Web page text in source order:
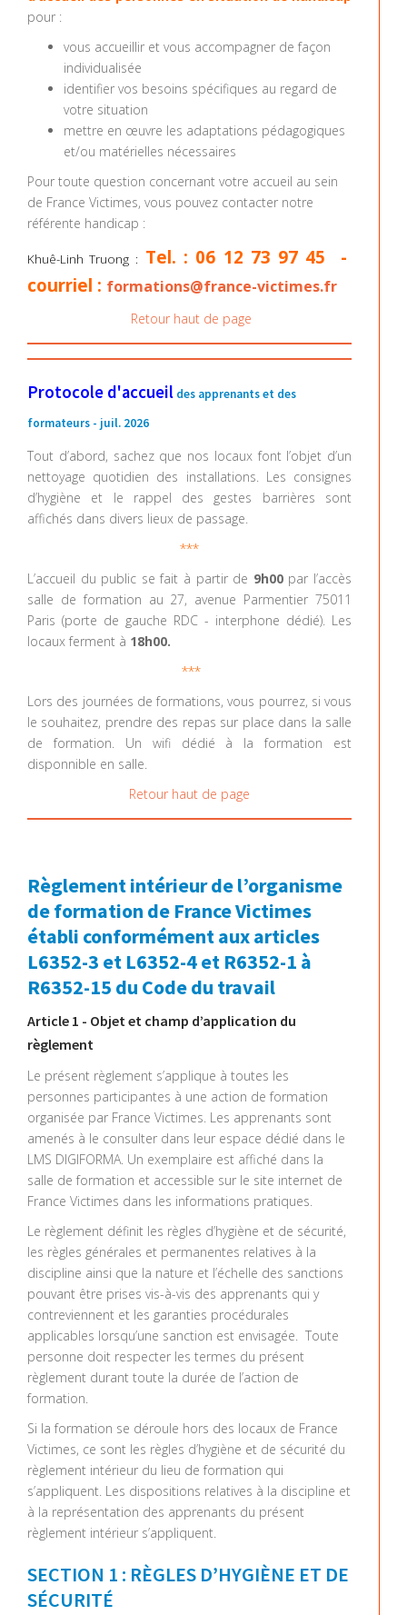
pour :
vous accueillir et vous accompagner de façon
individualisée
identifier vos besoins spécifiques au regard de
votre situation
mettre en œuvre les adaptations pédagogiques
et/ou matérielles nécessaires
Pour toute question concernant votre accueil au sein
de France Victimes, vous pouvez contacter notre
référente handicap :
Khuê-Linh Truong : Tel. : 06 12 73 97 45 -
courriel : formations@france-victimes.fr
Retour haut de page
Protocole d'accueil des apprenants et des
formateurs - juil. 2026
Tout d’abord, sachez que nos locaux font l’objet d’un
nettoyage quotidien des installations. Les consignes
d’hygiène et le rappel des gestes barrières sont
affichés dans divers lieux de passage.
***
L’accueil du public se fait à partir de 9h00par l’accès
salle de formation au 27, avenue Parmentier 75011
Paris (porte de gauche RDC - interphone dédié). Les
locaux ferment à 18h00.
***
Lors des journées de formations, vous pourrez, si vous
le souhaitez, prendre des repas sur place dans la salle
de formation. Un wifi dédié à la formation est
disponnible en salle.
Retour haut de page
Règlement intérieur de l’organisme
de formation de France Victimes
établi conformément aux articles
L6352-3 et L6352-4 et R6352-1 à
R6352-15 du Code du travail
Article 1 - Objet et champ d’application du
règlement
Le présent règlement s’applique à toutes les
personnes participantes à une action de formation
organisée par France Victimes. Les apprenants sont
amenés à le consulter dans leur espace dédié dans le
LMS DIGIFORMA. Un exemplaire est affiché dans la
salle de formation et accessible sur le site internet de
France Victimes dans les informations pratiques.
Le règlement définit les règles d’hygiène et de sécurité,
les règles générales et permanentes relatives à la
discipline ainsi que la nature et l’échelle des sanctions
pouvant être prises vis-à-vis des apprenants qui y
contreviennent et les garanties procédurales
applicables lorsqu’une sanction est envisagée. Toute
personne doit respecter les termes du présent
règlement durant toute la durée de l’action de
formation.
Si la formation se déroule hors des locaux de France
Victimes, ce sont les règles d’hygiène et de sécurité du
règlement intérieur du lieu de formation qui
s’appliquent. Les dispositions relatives à la discipline et
à la représentation des apprenants du présent
règlement intérieur s’appliquent.
SECTION 1 : RÈGLES D’HYGIÈNE ET DE
SÉCURITÉ